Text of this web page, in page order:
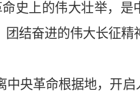
史上的伟大壮举，是
结奋进的伟大长征精
中央革命根据地，开